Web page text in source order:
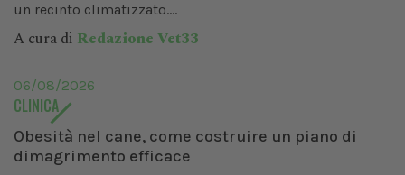
un recinto climatizzato....
A cura di Redazione Vet33
06/08/2026
CLINICA
Obesità nel cane, come costruire un piano di
dimagrimento efficace